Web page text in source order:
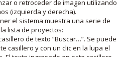
o retroceder de imagen utilizando
(izquierda y derecha).
el sistema muestra una serie de
lista de proyectos:
de texto “Buscar…”. Se puede
casillero y con un clic en la lupa el